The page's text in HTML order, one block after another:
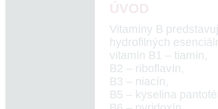
Vitamíny B
hydrofilných
vitamín B1 – tiamín,
B2 – riboflavín,
B3 – niacín,
B5 – kyselina